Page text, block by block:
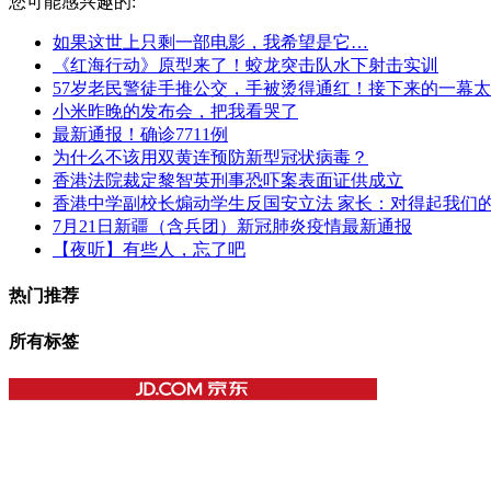
如果这世上只剩一部电影，我希望是它…
《红海行动》原型来了！蛟龙突击队水下射击实训
57岁老民警徒手推公交，手被烫得通红！接下来的一幕
小米昨晚的发布会，把我看哭了
最新通报！确诊7711例
为什么不该用双黄连预防新型冠状病毒？
香港法院裁定黎智英刑事恐吓案表面证供成立
香港中学副校长煽动学生反国安立法 家长：对得起我们
7月21日新疆（含兵团）新冠肺炎疫情最新通报
【夜听】有些人，忘了吧
热门推荐
所有标签